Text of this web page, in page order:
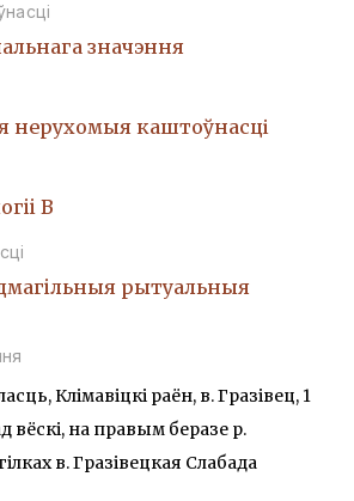
значэння
нерухомыя каштоўнасці
В
рытуальныя
Клімавіцкі раён, в. Гразівец, 1
вёскі, на правым беразе р.
в. Гразівецкая Слабада